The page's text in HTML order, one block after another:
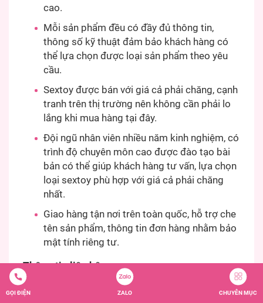
cao.
Mỗi sản phẩm đều có đầy đủ thông tin,
thông số kỹ thuật đảm bảo khách hàng có
thể lựa chọn được loại sản phẩm theo yêu
cầu.
Sextoy được bán với giá cả phải chăng, cạnh
tranh trên thị trường nên không cần phải lo
lắng khi mua hàng tại đây.
Đội ngũ nhân viên nhiều năm kinh nghiệm, có
trình độ chuyên môn cao được đào tạo bài
bản có thể giúp khách hàng tư vấn, lựa chọn
loại sextoy phù hợp với giá cả phải chăng
nhất.
Giao hàng tận nơi trên toàn quốc, hỗ trợ che
tên sản phẩm, thông tin đơn hàng nhằm bảo
mật tính riêng tư.
Thông tin liên hệ:
Shop Hưng Phấn
GỌI ĐIỆN ZALO CHUYÊN MỤC